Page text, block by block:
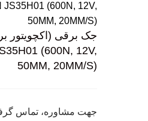
JS35H01 (600N, 12V,
50MM, 20MM/S)
جک برقی (اکچویتور
(600N, 12V,
50MM, 20MM/S)
جهت مشاوره، تماس